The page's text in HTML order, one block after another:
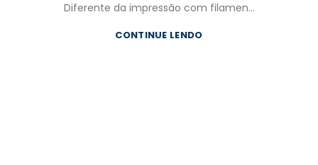
Diferente da impressão com filamen...
CONTINUE LENDO